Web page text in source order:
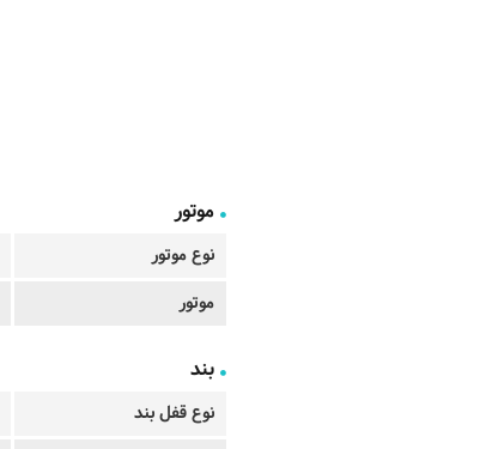
موتور
نوع موتور
موتور
بند
نوع قفل بند